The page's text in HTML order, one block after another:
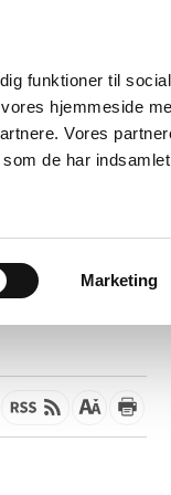
funktioner til
hjemmeside
Vores
de har
Marketing
us Contact us
and sale of